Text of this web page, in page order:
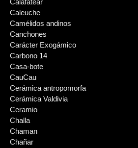
Calafatear
Caleuche
Camélidos andinos
Canchones
Carácter Exogámico
Carbono 14
Casa-bote
CauCau
Cerámica antropomorfa
Cerámica Valdivia
Ceramio
Challa
Chaman
Chañar